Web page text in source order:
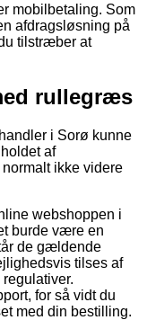
mobilbetaling. Som
afdragsløsning på
tilstræber at
rullegræs
i Sorø kunne
af
ikke videre
webshoppen i
burde være en
de gældende
tilses af
for så vidt du
med din bestilling.